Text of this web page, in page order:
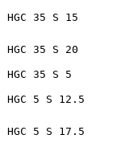
HGC 35 S 15
HGC 35 S 20
HGC 35 S 5
HGC 5 S 12.5
HGC 5 S 17.5